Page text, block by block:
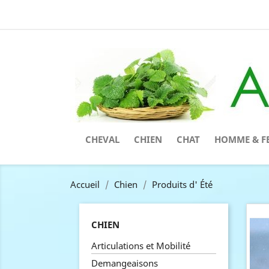
CHEVAL CHIEN CHAT HOMME &
Accueil Chien Produits d' Été
CHIEN
Articulations et Mobilité
Demangeaisons